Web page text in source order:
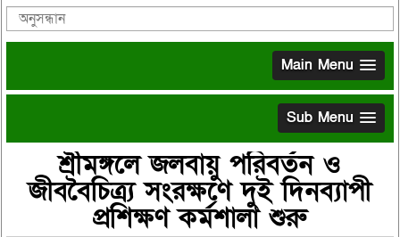
Main Menu
Sub Menu
শ্রীমঙ্গলে জলবায়ু পরিবর্তন ও
জীববৈচিত্র্য সংরক্ষণে দুই দিনব্যাপী
প্রশিক্ষণ কর্মশালা শুরু